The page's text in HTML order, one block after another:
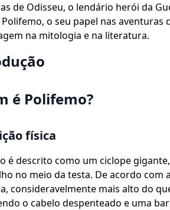
de Odisseu, o lendário herói da
o seu papel nas aventuras
na mitologia e na literatura.
é Polifemo?
física
é descrito como um ciclope
no meio da testa. De acordo com
consideravelmente mais alto do
o cabelo despenteado e uma